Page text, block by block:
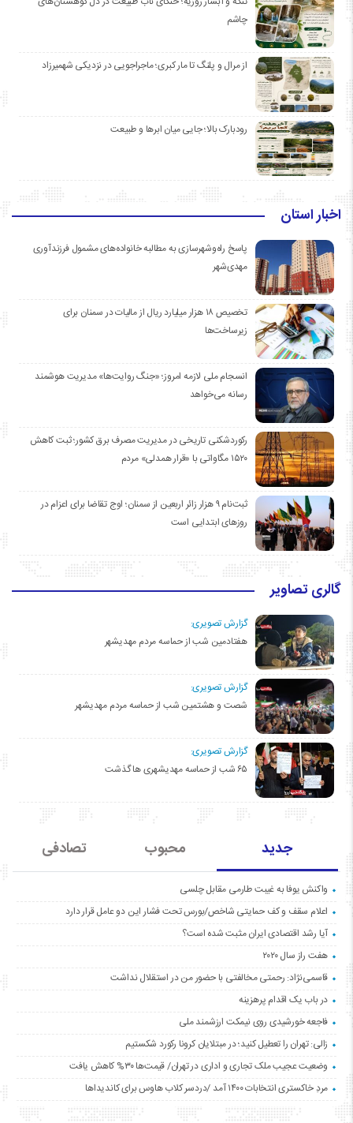
چاشم
از مرال و پلنگ تا مار کبری؛ ماجراجویی در نزدیکی شهمیرزاد
رودبارک بالا؛ جایی میان ابرها و طبیعت
اخبار استان
پاسخ راه‌وشهرسازی به مطالبه خانواده‌های مشمول فرزندآوری
مهدی‌شهر
تخصیص ۱۸ هزار میلیارد ریال از مالیات در سمنان برای
زیرساخت‌ها
انسجام ملی لازمه امروز؛ «جنگ روایت‌ها» مدیریت هوشمند
رسانه می‌خواهد
رکوردشکنی تاریخی در مدیریت مصرف برق کشور؛ ثبت کاهش
۱۵۲۰ مگاواتی با «قرار همدلی» مردم
ثبت‌نام ۹ هزار زائر اربعین از سمنان؛ اوج تقاضا برای اعزام در
روزهای ابتدایی است
گالری تصاویر
گزارش تصویری:
هفتادمین شب از حماسه مردم مهدیشهر
گزارش تصویری:
شصت و هشتمین شب از حماسه مردم مهدیشهر
گزارش تصویری:
۶۵ شب از حماسه مهدیشهری ها گذشت
جدید محبوب تصادفی
واکنش یوفا به غیبت طارمی مقابل چلسی
اعلام سقف و کف حمایتی شاخص/بورس تحت فشار این دو عامل قرار دارد
آیا رشد اقتصادی ایران مثبت شده است؟
هفت راز سال ۲۰۲۰
قاسمی‌نژاد: رحمتی مخالفتی با حضور من در استقلال نداشت
در باب یک اقدام پرهزینه
فاجعه خورشیدی روی نیمکت ارزشمند ملی
زالی: تهران را تعطیل کنید؛ در مبتلایان کرونا رکورد شکستیم
وضعیت عجیب ملک تجاری و اداری در تهران/ قیمت‌ها ۳۰% کاهش یافت
مردِ خاکستری انتخابات ۱۴۰۰ آمد /دردسر کلاب هاوس برای کاندیداها